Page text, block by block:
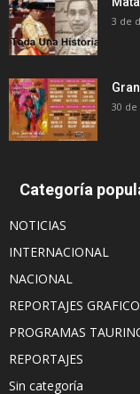
3 de
30
Categoría
NOTICIAS
INTERNACIONAL
NACIONAL
REPORTAJES
PROGRAMAS
REPORTAJES
Sin categoría